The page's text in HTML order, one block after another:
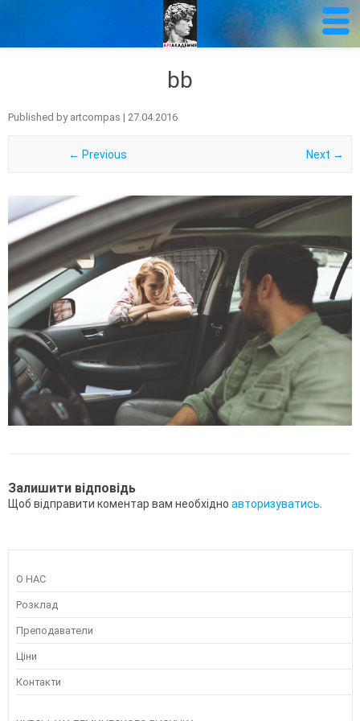
bb
Published by artcompas | 27.04.2016
← Previous Next →
Залишити відповідь
Щоб відправити коментар вам необхідно авторизуватись
О НАС
Розклад
Преподаватели
Ціни
Контакти